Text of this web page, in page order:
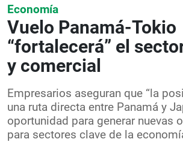
Economía
Vuelo Panamá-Tokio
“fortalecerá” el
y comercial
Empresarios aseguran que “la
una ruta directa entre Panamá y
oportunidad para generar nuevas
para sectores clave de la